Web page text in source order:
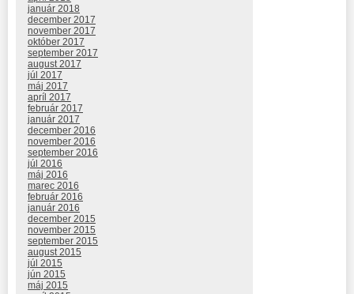
január 2018
december 2017
november 2017
október 2017
september 2017
august 2017
júl 2017
máj 2017
apríl 2017
február 2017
január 2017
december 2016
november 2016
september 2016
júl 2016
máj 2016
marec 2016
február 2016
január 2016
december 2015
november 2015
september 2015
august 2015
júl 2015
jún 2015
máj 2015